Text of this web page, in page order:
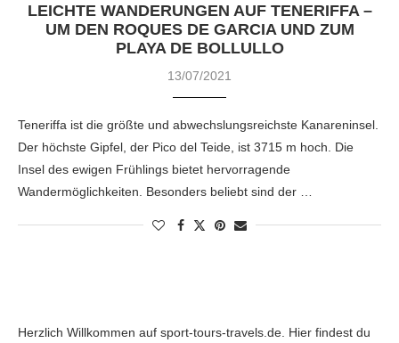
LEICHTE WANDERUNGEN AUF TENERIFFA –
UM DEN ROQUES DE GARCIA UND ZUM
PLAYA DE BOLLULLO
13/07/2021
Teneriffa ist die größte und abwechslungsreichste Kanareninsel.
Der höchste Gipfel, der Pico del Teide, ist 3715 m hoch. Die
Insel des ewigen Frühlings bietet hervorragende
Wandermöglichkeiten. Besonders beliebt sind der …
Herzlich Willkommen auf sport-tours-travels.de. Hier findest du